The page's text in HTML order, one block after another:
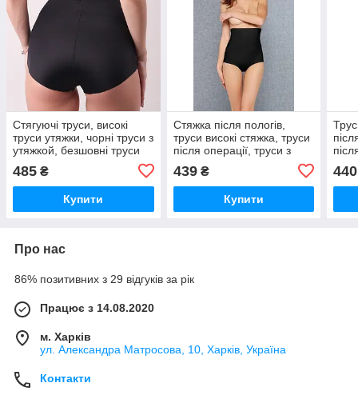
Стягуючі труси, високі
труси утяжки, чорні труси з
утяжкой, безшовні труси
485 ₴
Купити
Стяжка після пологів,
труси високі стяжка, труси
після операції, труси з
439₴
Купити
440
Про нас
86% позитивних з 29 відгуків за рік
Працює з 14.08.2020
м. Харків
ул. Александра Матросова, 10, Харків, Україна
Контакти